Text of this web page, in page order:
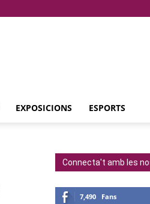
EXPOSICIONS ESPORTS
Connecta't amb les
7,490 Fans